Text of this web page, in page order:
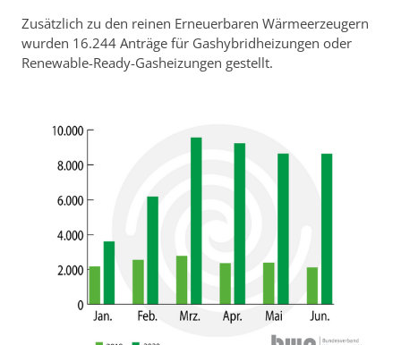
Zusätzlich zu den reinen Erneuerbaren Wärmeerzeugern
wurden 16.244 Anträge für Gashybridheizungen oder
Renewable-Ready-Gasheizungen gestellt.